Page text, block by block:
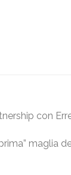
con
maglia